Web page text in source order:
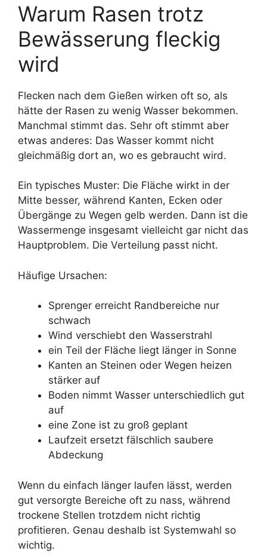
Warum Rasen trotz
Bewässerung fleckig
wird
Flecken nach dem Gießen wirken oft so, als
hätte der Rasen zu wenig Wasser bekommen.
Manchmal stimmt das. Sehr oft stimmt aber
etwas anderes: Das Wasser kommt nicht
gleichmäßig dort an, wo es gebraucht wird.
Ein typisches Muster: Die Fläche wirkt in der
Mitte besser, während Kanten, Ecken oder
Übergänge zu Wegen gelb werden. Dann ist die
Wassermenge insgesamt vielleicht gar nicht das
Hauptproblem. Die Verteilung passt nicht.
Häufige Ursachen:
Sprenger erreicht Randbereiche nur
schwach
Wind verschiebt den Wasserstrahl
ein Teil der Fläche liegt länger in Sonne
Kanten an Steinen oder Wegen heizen
stärker auf
Boden nimmt Wasser unterschiedlich gut
auf
eine Zone ist zu groß geplant
Laufzeit ersetzt fälschlich saubere
Abdeckung
Wenn du einfach länger laufen lässt, werden
gut versorgte Bereiche oft zu nass, während
trockene Stellen trotzdem nicht richtig
profitieren. Genau deshalb ist Systemwahl so
wichtig.